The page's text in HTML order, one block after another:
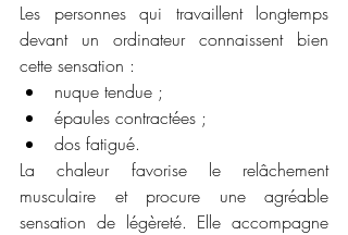
Les personnes qui travaillent longtemps
devant un ordinateur connaissent bien
cette sensation :
nuque tendue ;
épaules contractées ;
dos fatigué.
La chaleur favorise le relâchement
musculaire et procure une agréable
sensation de légèreté. Elle accompagne